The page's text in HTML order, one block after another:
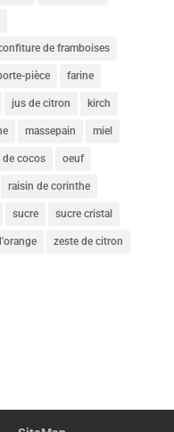
de framboises
pièce farine
jus de citron kirch
massepain miel
de cocos oeuf
raisin de corinthe
sucre sucre cristal
zeste de citron